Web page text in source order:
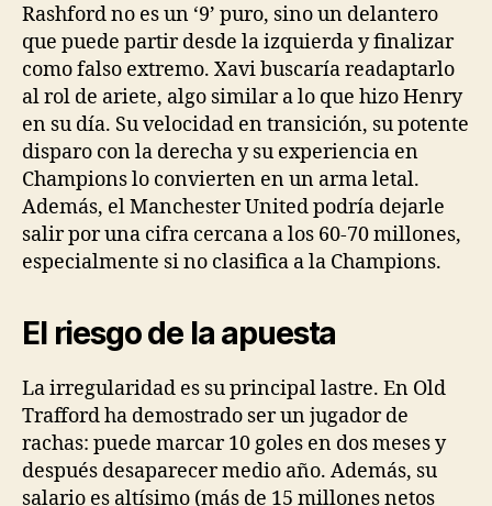
Rashford no es un ‘9’ puro, sino un delantero
que puede partir desde la izquierda y finalizar
como falso extremo. Xavi buscaría readaptarlo
al rol de ariete, algo similar a lo que hizo Henry
en su día. Su velocidad en transición, su potente
disparo con la derecha y su experiencia en
Champions lo convierten en un arma letal.
Además, el Manchester United podría dejarle
salir por una cifra cercana a los 60-70 millones,
especialmente si no clasifica a la Champions.
El riesgo de la apuesta
La irregularidad es su principal lastre. En Old
Trafford ha demostrado ser un jugador de
rachas: puede marcar 10 goles en dos meses y
después desaparecer medio año. Además, su
salario es altísimo (más de 15 millones netos